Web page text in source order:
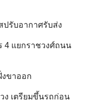
ปรับอากาศรับส่ง
4 แยกราชวงศ์ถนน
ขาออก
ง เตรียมขึ้นรถก่อน